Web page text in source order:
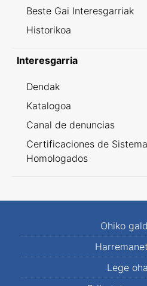
Beste Gai Interesgarriak
Historikoa
Interesgarria
Dendak
Katalogoa
Canal de denuncias
Certificaciones de
Homologados
Ohiko
Lege